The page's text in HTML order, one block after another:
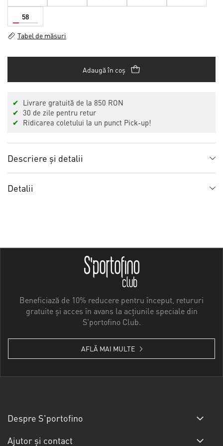
58
Tabel de măsuri
Adaugă în coș
✔
Livrare gratuită de la 850 RON
✔ 30 de zile pentru retur
✔
Ridicarea coletului la un punct Pick-up!
Descriere și detalii
Detalii
Beneficiază de 10% reducere pentru început, retururi
gratuite și acces în avans la acțiunile speciale din
S'portofino Club.
AFLĂ MAI MULTE
Despre S'portofino
Ajutor și contact